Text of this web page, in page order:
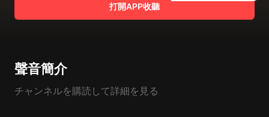
打開APP收聽
聲音簡介
チャンネルを購読して詳細を見る